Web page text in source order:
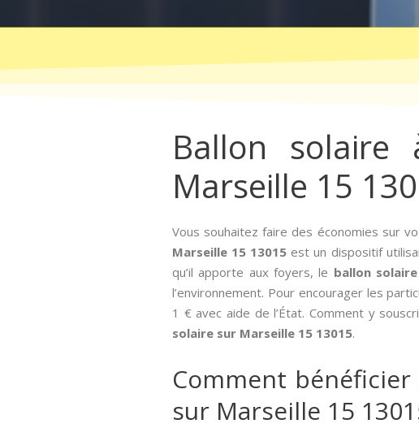
Ballon
Marseille 15
Vous souhaitez faire des économies sur
Marseille 15 13015 est un dispositif
qu’il apporte aux foyers, le ballon
l’environnement. Pour encourager les
1 € avec aide de l’État. Comment y
solaire sur Marseille 15 13015.
Comment bénéficier
sur Marseille 15